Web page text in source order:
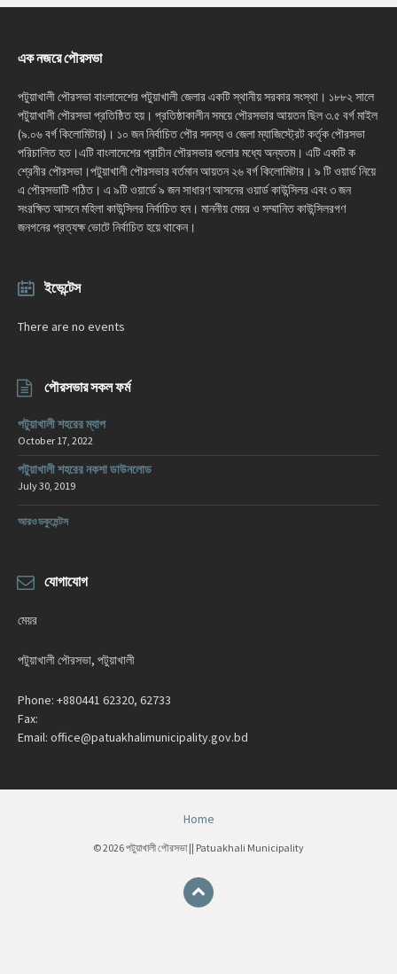
এক নজরে পৌরসভা
পটুয়াখালী পৌরসভা বাংলাদেশের পটুয়াখালী জেলার একটি স্থানীয় সরকার সংস্থা। ১৮৮২ সালে
পটুয়াখালী পৌরসভা প্রতিষ্ঠিত হয়। প্রতিষ্ঠাকালীন সময়ে পৌরসভার আয়তন ছিল ৩.৫ বর্গ মাইল
(৯.০৬ বর্গ কিলোমিটার)। ১০ জন নির্বাচিত পৌর সদস্য ও জেলা ম্যাজিস্ট্রেট কর্তৃক পৌরসভা
পরিচালিত হত।এটি বাংলাদেশের প্রাচীন পৌরসভার গুলোর মধ্যে অন্যতম। এটি একটি ক
শ্রেনীর পৌরসভা।পটুয়াখালী পৌরসভার বর্তমান আয়তন ২৬ বর্গ কিলোমিটার। ৯ টি ওয়ার্ড নিয়ে
এ পৌরসভাটি গঠিত। এ ৯টি ওয়ার্ডে ৯ জন সাধারণ আসনের ওয়ার্ড কাউন্সিলর এবং ৩ জন
সংরক্ষিত আসনে মহিলা কাউন্সিলর নির্বাচিত হন। মাননীয় মেয়র ও সম্মানিত কাউন্সিলরগণ
জনগনের প্রত্যক্ষ ভোটে নির্বাচিত হয়ে থাকেন।
ইভেন্টেস
There are no events
পৌরসভার সকল ফর্ম
পটুয়াখালী শহরের ম্যাপ
October 17, 2022
পটুয়াখালী শহরের নকশা ডাউনলোড
July 30, 2019
আরও ডকুমেন্টস
যোগাযোগ
মেয়র
পটুয়াখালী পৌরসভা, পটুয়াখালী
Phone: +880441 62320, 62733
Fax:
Email: office@patuakhalimunicipality.gov.bd
Home
© 2026 পটুয়াখালী পৌরসভা || Patuakhali Municipality